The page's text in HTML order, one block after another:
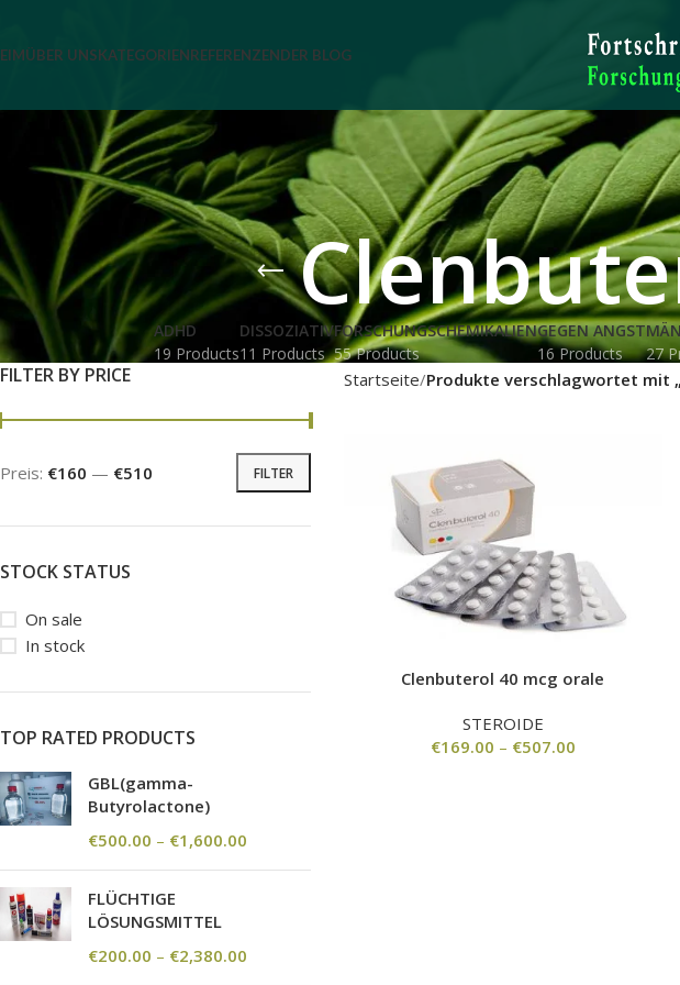
ÜBER UNSKATEGORIENREFERENZENDER BLOG
ADHD
19 Products
DISSOZIATIV
11 Products
FORSCHUNGSCHEMIKALIEN
55 Products
GEGEN ANGST
16 Products
27
FILTER BY PRICE
FILTER
Preis: €160 — €510
STOCK STATUS
On sale
In stock
TOP RATED PRODUCTS
GBL(gamma-
Butyrolactone)
€500.00 – €1,600.00
FLÜCHTIGE
LÖSUNGSMITTEL
€200.00 – €2,380.00
Startseite Produkte verschlagwortet mit
Clenbuterol 40 mcg orale
STEROIDE
€169.00 – €507.00